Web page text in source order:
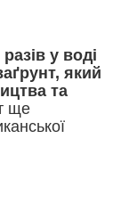
у воді
який
та
ще